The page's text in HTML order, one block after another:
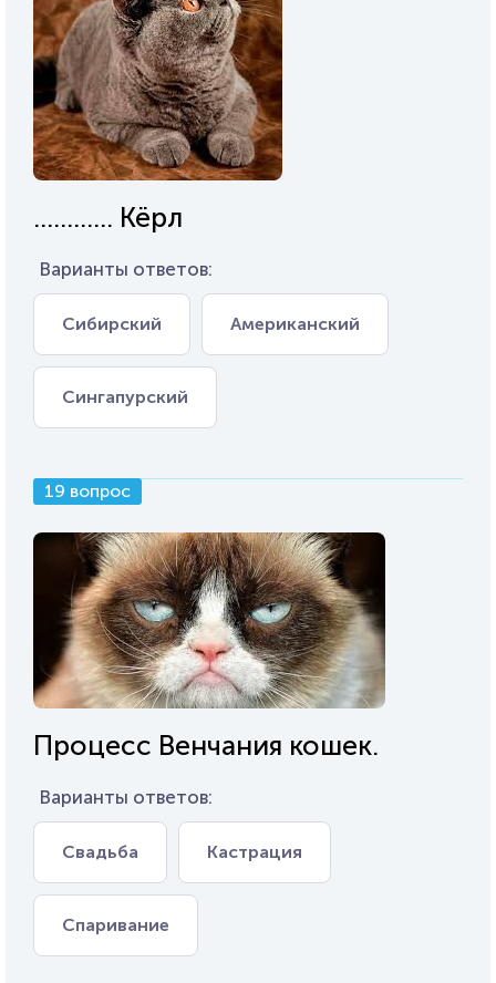
............ Кёрл
Варианты ответов:
Сибирский Американский
Сингапурский
19 вопрос
Процесс Венчания кошек.
Варианты ответов:
Свадьба Кастрация
Спаривание